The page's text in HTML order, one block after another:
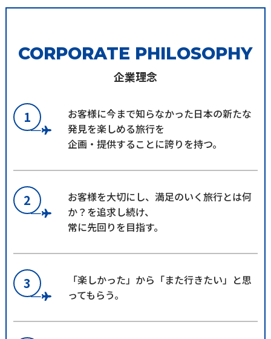
CORPORATE PHILOSOPHY
企業理念
1
お客様に今まで知らなかった日本の新たな
発見を楽しめる旅行を
企画・提供することに誇りを持つ。
2
お客様を大切にし、満足のいく旅行とは何
か？を追求し続け、
常に先回りを目指す。
3
「楽しかった」から「また行きたい」と思
ってもらう。